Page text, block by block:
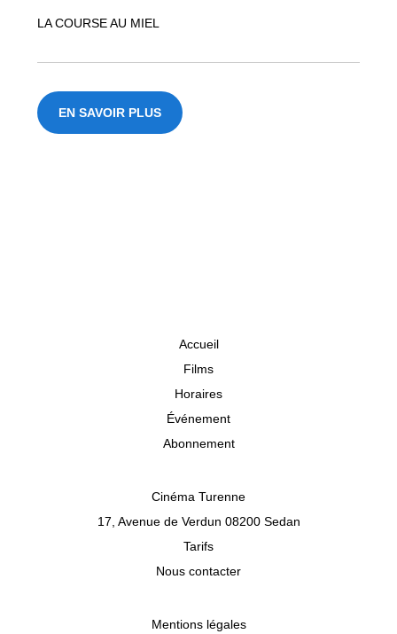
LA COURSE AU MIEL
EN SAVOIR PLUS
Accueil
Films
Horaires
Événement
Abonnement
Cinéma Turenne
17, Avenue de Verdun 08200 Sedan
Tarifs
Nous contacter
Mentions légales